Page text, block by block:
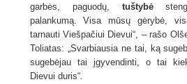
garbės, paguodų, tuštybė
palankumą. Visa mūsų gėrybė,
tarnauti Viešpačiui Dievui“, – rašo
Toliatas: „Svarbiausia ne tai, ką
sugebėjau tai įgyvendinti, o tai
Dievui duris“.